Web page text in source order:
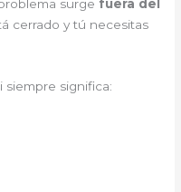
surge fuera del
cerrado y tú necesitas
siempre significa: